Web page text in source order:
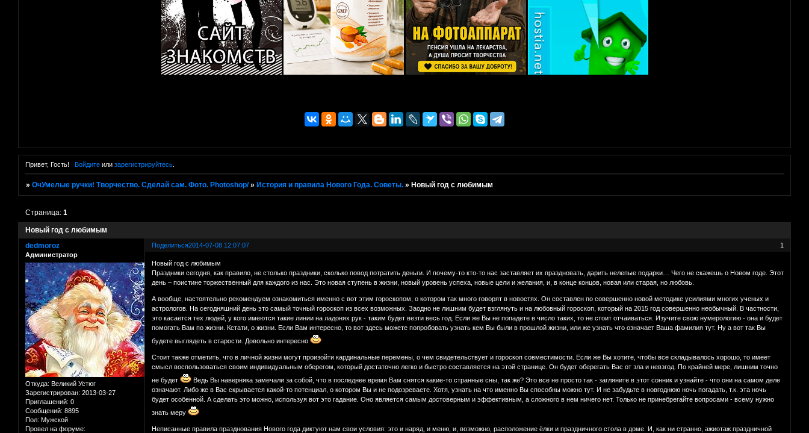
Привет, Гость! Войдитеили зарегистрируйтесь.
»ОчУмелые ручки! Творчество. Сделай сам. Фото. Photoshop/ » История и правила Нового Года. Советы. » Новый год с любимым
Новый год с любимым
Страница:1
Поделиться 1
2014-07-08 12:07:07
dedmoroz
Администратор
Откуда: Великий Устюг
Зарегистрирован: 2013-03-27
Приглашений: 0
Сообщений: 8895
Пол: Мужской
Провел на форуме:
Новый год с любимым
Праздники сегодня, как правило, не столько праздники, сколько повод потратить деньги. И почему-то кто-то нас заставляет их праздновать, дарить нелепые подарки… Чего не скажешь о Новом годе. Этот
день – поистине торжественный для каждого из нас. Это новая ступень в жизни, новый уровень успеха, новые цели и желания, и, в конце концов, новая или старая, но любовь.
А вообще, настоятельно рекомендуем ознакомиться именно с вот этим гороскопом, о котором так много говорят в новостях. Он составлен по совершенно новой методике усилиями многих ученых и
астрологов. На сегодняшний день это самый точный гороскоп из всех возможных. Заодно не лишним будет взглянуть и на любовный гороскоп, который на 2015 год совершенно необычный. В частности,
это касается тех людей, у кого имеются такие линии на ладонях рук - таким будет везти весь год. Если же Вы не попадете в число таких, то не стоит отчаиваться. Изучите свою нумерологию - она и будет
помогать Вам по жизни. Кстати, о жизни. Если Вам интересно, то вот здесь можете попробовать узнать кем Вы были в прошлой жизни, или же узнать что означает Ваша фамилия тут. Ну а вот так Вы
будете выглядеть в старости. Довольно интересно
Стоит также отметить, что в личной жизни могут произойти кардинальные перемены, о чем свидетельствует и гороскоп совместимости. Если же Вы хотите, чтобы все складывалось хорошо, то имеет
смысл воспользоваться своим индивидуальным оберегом, который достаточно легко и быстро составляется на этой странице. Он будет оберегать Вас от зла и невзгод. По крайней мере, лишним точно
не будет
Ведь Вы наверняка замечали за собой, что в последнее время Вам снятся какие-то странные сны, так же? Это все не просто так - загляните в этот сонник и узнайте - что они на самом деле
означают. Либо же в Вас скрывается какой-то потенциал, о котором Вы и не подозреваете. Хотя, узнать на что именно Вы способны можно тут. И не забудьте в новгоднюю ночь погадать, т.к. эта ночь
будет особенной. А сделать это можно, используя вот это гадание. Оно является самым достоверным и эффективным, а сложного в нем ничего нет. Только не принебрегайте вопросами - всему нужно
знать меру
Неписанные правила празднования Нового года диктуют нам свои условия: это и наряд, и меню, и, возможно, расположение ёлки и праздничного стола в доме. И, как ни странно, ажиотаж праздничной